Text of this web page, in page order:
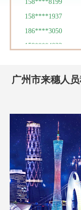
137****0039
187****1303
136****7047
189****2466
185****8446
138****9527
138****9291
广州市来穗人